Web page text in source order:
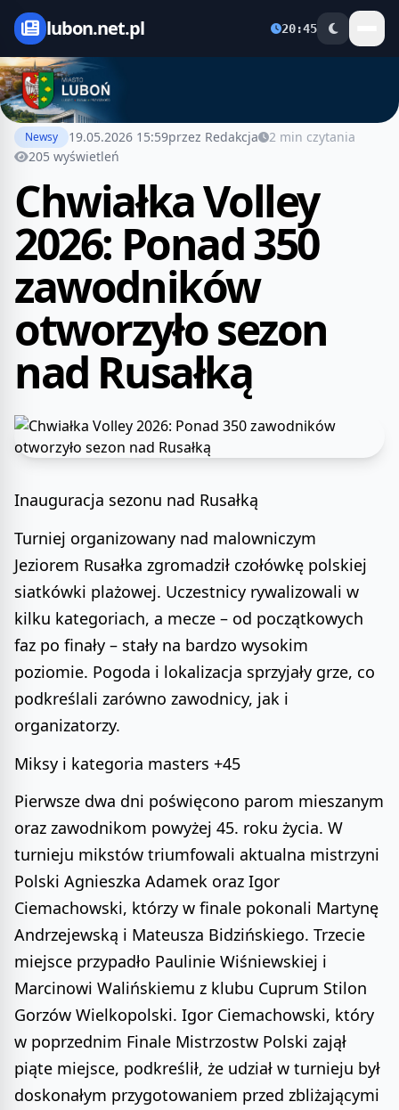
lubon.net.pl 20:45
Newsy 19.05.2026 15:59przez Redakcja
2 min czytania
205 wyświetleń
Chwiałka Volley
2026: Ponad 350
zawodników
otworzyło sezon
nad Rusałką
Inauguracja sezonu nad Rusałką
Turniej organizowany nad malowniczym
Jeziorem Rusałka zgromadził czołówkę polskiej
siatkówki plażowej. Uczestnicy rywalizowali w
kilku kategoriach, a mecze – od początkowych
faz po finały – stały na bardzo wysokim
poziomie. Pogoda i lokalizacja sprzyjały grze, co
podkreślali zarówno zawodnicy, jak i
organizatorzy.
Miksy i kategoria masters +45
Pierwsze dwa dni poświęcono parom mieszanym
oraz zawodnikom powyżej 45. roku życia. W
turnieju mikstów triumfowali aktualna mistrzyni
Polski Agnieszka Adamek oraz Igor
Ciemachowski, którzy w finale pokonali Martynę
Andrzejewską i Mateusza Bidzińskiego. Trzecie
miejsce przypadło Paulinie Wiśniewskiej i
Marcinowi Walińskiemu z klubu Cuprum Stilon
Gorzów Wielkopolski. Igor Ciemachowski, który
w poprzednim Finale Mistrzostw Polski zajął
piąte miejsce, podkreślił, że udział w turnieju był
doskonałym przygotowaniem przed zbliżającymi